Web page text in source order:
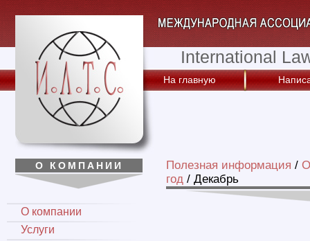
International
На главную
Полезная информация /
год / Декабрь
О КОМПАНИИ
О компании
Услуги